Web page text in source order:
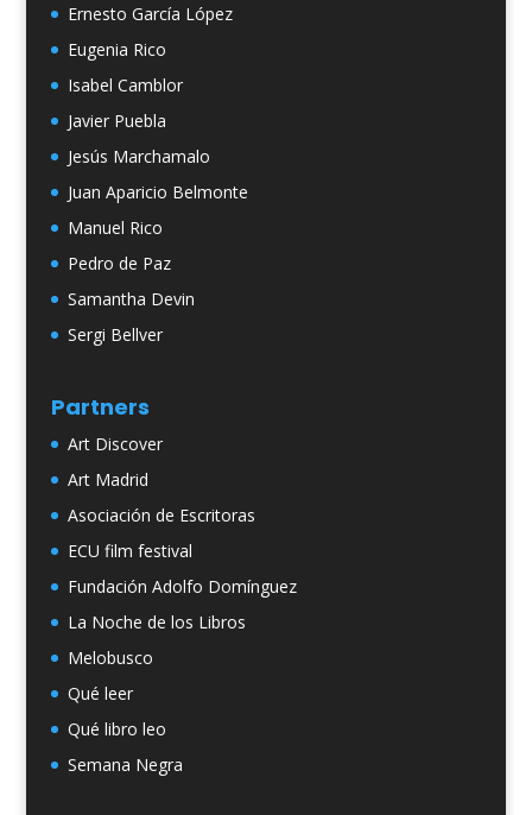
Ernesto García López
Eugenia Rico
Isabel Camblor
Javier Puebla
Jesús Marchamalo
Juan Aparicio Belmonte
Manuel Rico
Pedro de Paz
Samantha Devin
Sergi Bellver
Partners
Art Discover
Art Madrid
Asociación de Escritoras
ECU film festival
Fundación Adolfo Domínguez
La Noche de los Libros
Melobusco
Qué leer
Qué libro leo
Semana Negra